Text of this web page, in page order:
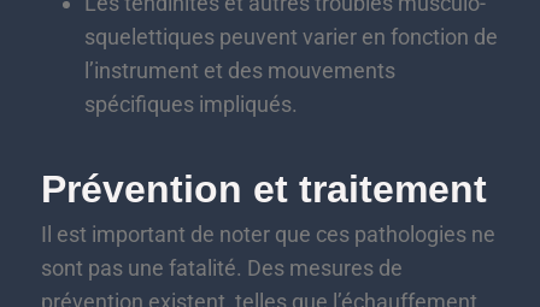
squelettiques peuvent varier en fonction de
l’instrument et des mouvements
spécifiques impliqués.
Prévention et traitement
Il est important de noter que ces pathologies ne
sont pas une fatalité. Des mesures de
prévention existent, telles que l’échauffement